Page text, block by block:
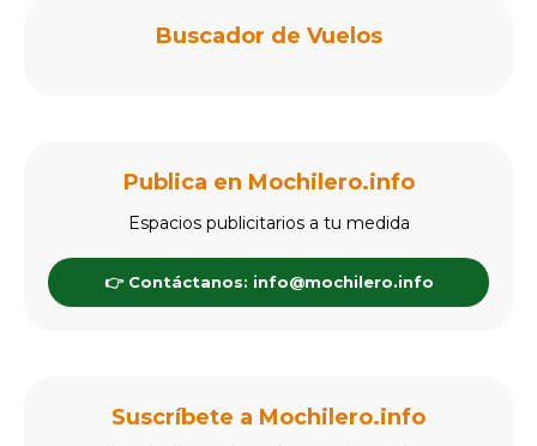
Buscador de Vuelos
Publica en Mochilero.info
Espacios publicitarios a tu medida
👉 Contáctanos: info@mochilero.info
Suscríbete a Mochilero.info